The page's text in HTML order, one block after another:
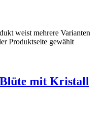
weist mehrere Varianten
Produktseite gewählt
mit Kristall